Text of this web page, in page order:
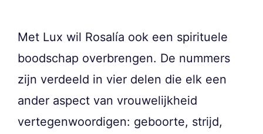
Met Lux wil Rosalía ook een spirituele
boodschap overbrengen. De nummers
zijn verdeeld in vier delen die elk een
ander aspect van vrouwelijkheid
vertegenwoordigen: geboorte, strijd,